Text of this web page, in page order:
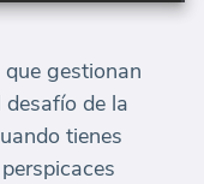
gestionan
de la
tienes